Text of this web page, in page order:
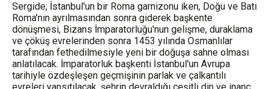
Sergide; İstanbul'un bir Roma garnizonu iken, Doğu ve Batı
Roma'nın ayrılmasından sonra giderek başkente
dönüşmesi, Bizans İmparatorluğu'nun gelişme, duraklama
ve çöküş evrelerinden sonra 1453 yılında Osmanlılar
tarafından fethedilmesiyle yeni bir doğuşa sahne olması
anlatılacak. İmparatorluk başkenti İstanbul'un Avrupa
tarihiyle özdeşleşen geçmişinin parlak ve çalkantılı